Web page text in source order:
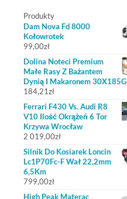
Produkty
Dam Nova Fd 8000
Kołowrotek
99,00zł
Dolina Noteci Premium
Małe Rasy Z Bażantem
Dynią I Makaronem 30X185G
184,21zł
Ferrari F430 Vs. Audi R8
V10 Ilość Okrążeń 6 Tor
Krzywa Wrocław
2 019,00zł
Silnik Do Kosiarek Loncin
Lc1P70Fc-F Wał 22,2mm
6,5Km
799,00zł
High Peak Materac